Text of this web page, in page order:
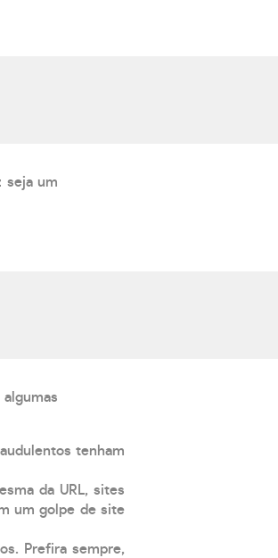
seja um
tenham
da URL, sites
um golpe de site
Prefira sempre,